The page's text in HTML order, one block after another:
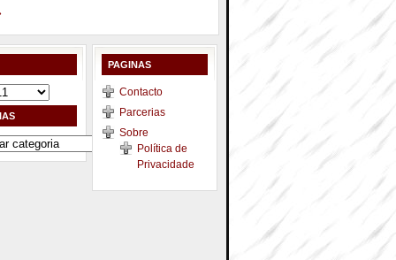
PAGINAS
Contacto
Parcerias
Sobre
Política de
Privacidade